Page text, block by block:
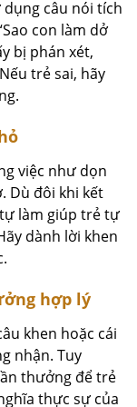
câu nói tích
con làm dở
bị phán xét,
trẻ sai, hãy
ỏ
việc như dọn
Dù đôi khi kết
làm giúp trẻ tự
dành lời khen
ng hợp lý
khen hoặc cái
nhận. Tuy
thưởng để trẻ
thực sự của